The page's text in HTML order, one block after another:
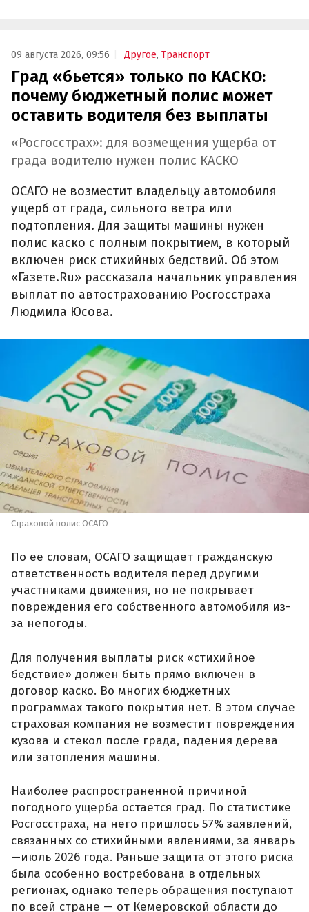
09 августа 2026, 09:56 Другое, Транспорт
Град «бьется» только по КАСКО:
почему бюджетный полис может
оставить водителя без выплаты
«Росгосстрах»: для возмещения ущерба от
града водителю нужен полис КАСКО
ОСАГО не возместит владельцу автомобиля
ущерб от града, сильного ветра или
подтопления. Для защиты машины нужен
полис каско с полным покрытием, в который
включен риск стихийных бедствий. Об этом
«Газете.Ru» рассказала начальник управления
выплат по автострахованию Росгосстраха
Людмила Юсова.
Страховой полис ОСАГО
По ее словам, ОСАГО защищает гражданскую
ответственность водителя перед другими
участниками движения, но не покрывает
повреждения его собственного автомобиля из-
за непогоды.
Для получения выплаты риск «стихийное
бедствие» должен быть прямо включен в
договор каско. Во многих бюджетных
программах такого покрытия нет. В этом случае
страховая компания не возместит повреждения
кузова и стекол после града, падения дерева
или затопления машины.
Наиболее распространенной причиной
погодного ущерба остается град. По статистике
Росгосстраха, на него пришлось 57% заявлений,
связанных со стихийными явлениями, за январь
—июль 2026 года. Раньше защита от этого риска
была особенно востребована в отдельных
регионах, однако теперь обращения поступают
по всей стране — от Кемеровской области до